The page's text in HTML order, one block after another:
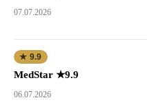
07.07.2026
★ 9.9
MedStar ★9.9
06.07.2026